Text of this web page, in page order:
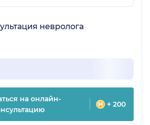
невролога
на онлайн-
+ 200